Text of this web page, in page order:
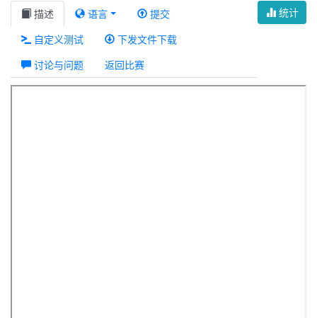
统计
描述 语言 提交
自定义测试 下发文件下载
讨论与问题 返回比赛